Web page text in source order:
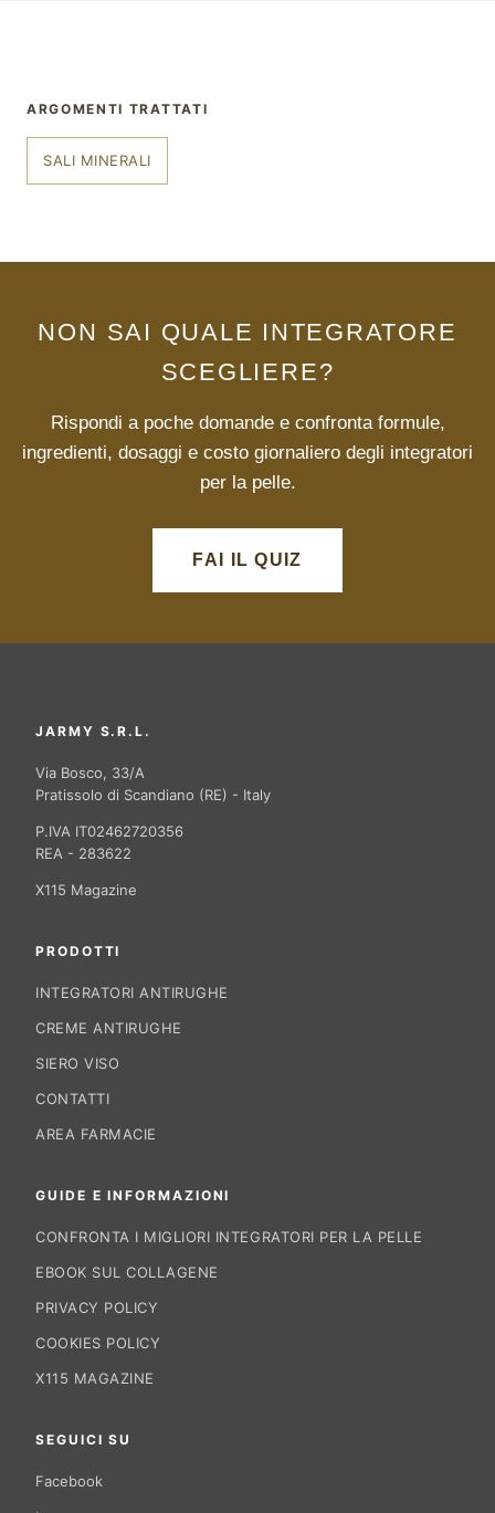
ARGOMENTI TRATTATI
SALI MINERALI
NON SAI QUALE INTEGRATORE
SCEGLIERE?
Rispondi a poche domande e confronta formule,
ingredienti, dosaggi e costo giornaliero degli integratori
per la pelle.
FAI IL QUIZ
JARMY S.R.L.
Via Bosco, 33/A
Pratissolo di Scandiano (RE) - Italy
P.IVA IT02462720356
REA - 283622
X115 Magazine
PRODOTTI
INTEGRATORI ANTIRUGHE
CREME ANTIRUGHE
SIERO VISO
CONTATTI
AREA FARMACIE
GUIDE E INFORMAZIONI
CONFRONTA I MIGLIORI INTEGRATORI PER LA PELLE
EBOOK SUL COLLAGENE
PRIVACY POLICY
COOKIES POLICY
X115 MAGAZINE
SEGUICI SU
Facebook